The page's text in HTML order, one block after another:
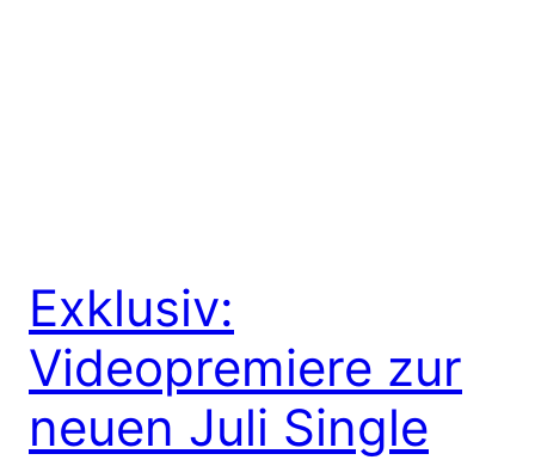
Exklusiv:
Videopremiere zur
neuen Juli Single